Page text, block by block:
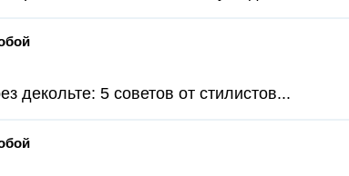
декольте: 5 советов от стилистов...